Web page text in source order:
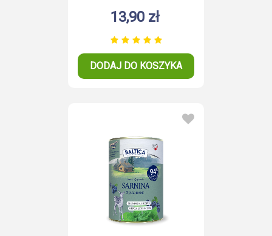
Duoproteina 400g
13,90 zł
DODAJ DO KOSZYKA